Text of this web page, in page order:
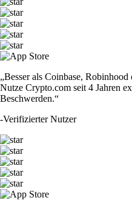
„Besser als Coinbase,
Nutze Crypto.com seit 4 Jahren
Beschwerden.“
-Verifizierter Nutzer